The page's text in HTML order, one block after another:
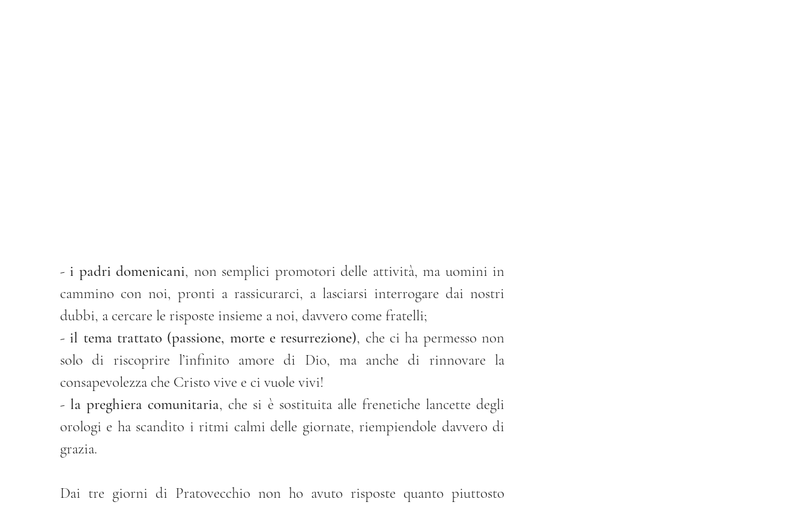
- i padri domenicani, non semplici promotori delle attività, ma uomini in
cammino con noi, pronti a rassicurarci, a lasciarsi interrogare dai nostri
dubbi, a cercare le risposte insieme a noi, davvero come fratelli;
- il tema trattato (passione, morte e resurrezione), che ci ha permesso non
solo di riscoprire l’infinito amore di Dio, ma anche di rinnovare la
consapevolezza che Cristo vive e ci vuole vivi!
- la preghiera comunitaria, che si è sostituita alle frenetiche lancette degli
orologi e ha scandito i ritmi calmi delle giornate, riempiendole davvero di
grazia.
Dai tre giorni di Pratovecchio non ho avuto risposte quanto piuttosto